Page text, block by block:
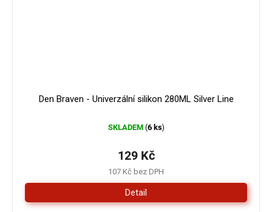
Den Braven - Univerzální silikon 280ML Silver Line
SKLADEM (6 ks)
107 Kč bez DPH
129 Kč
Detail